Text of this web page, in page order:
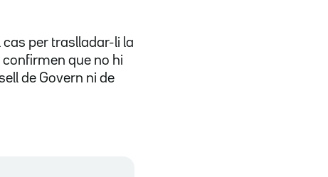
cas per traslladar-li la
que no hi
de Govern ni de